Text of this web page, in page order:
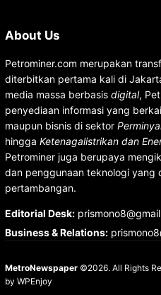
About Us
Petrominer.com merupakan
diterbitkan pertama kali di
media massa berbasis digital,
penyediaan informasi yang
maupun bisnis di sektor
hingga Ketenagalistrikan dan
Petrominer juga berupaya
dan penggunaan teknologi yang
pertambangan.
Editorial Desk:
Business & Relations:
MetroNewspaper©2026. All Rights
by WPEnjoy